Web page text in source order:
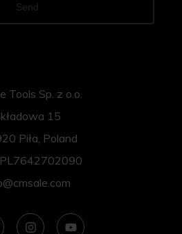
Send
Tools Sp. z o.o.
15
Piła, Poland